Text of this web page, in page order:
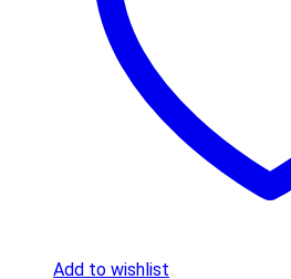
Add to wishlist